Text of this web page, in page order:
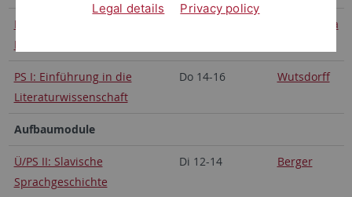
PS I: Einführung in die
Literaturwissenschaft
Drews-Sylla
PS I: Einführung in die
Literaturwissenschaft
Do 14-16 Wutsdorff
Aufbaumodule
Ü/PS II: Slavische
Sprachgeschichte
Di 12-14 Berger
Legal details Privacy policy